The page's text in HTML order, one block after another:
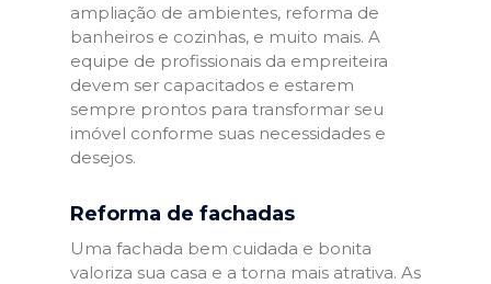
ampliação de ambientes, reforma de
banheiros e cozinhas, e muito mais. A
equipe de profissionais da empreiteira
devem ser capacitados e estarem
sempre prontos para transformar seu
imóvel conforme suas necessidades e
desejos.
Reforma de fachadas
Uma fachada bem cuidada e bonita
valoriza sua casa e a torna mais atrativa. As